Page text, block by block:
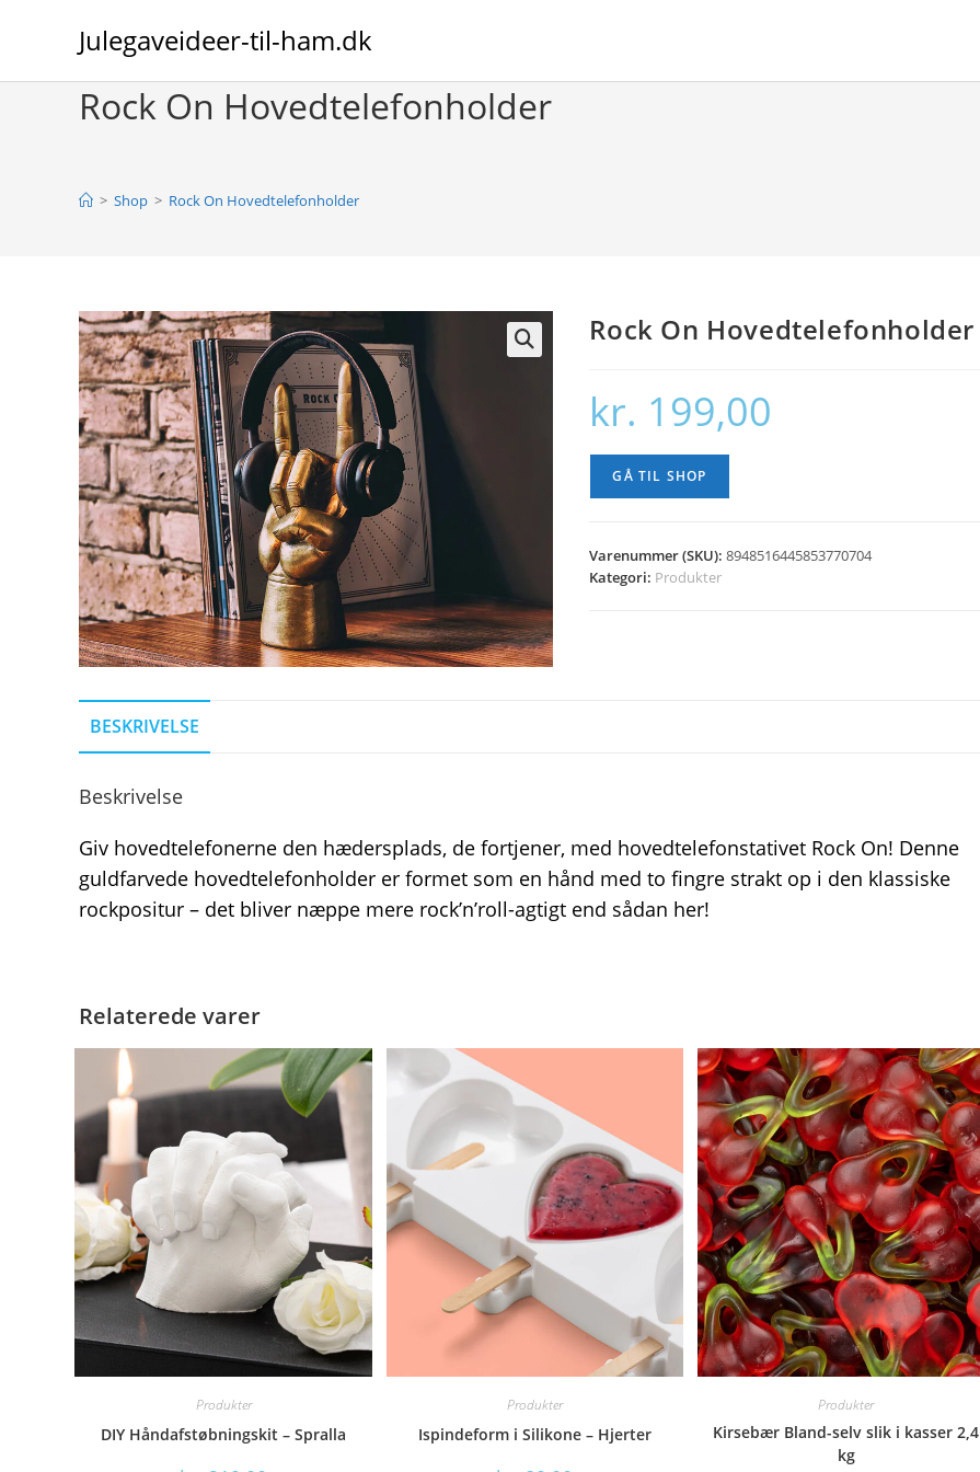
Julegaveideer-til-ham.dk
Rock On Hovedtelefonholder
> Shop > Rock On Hovedtelefonholder
Rock On Hovedtelefonholder
kr. 199,00
GÅ TIL SHOP
Varenummer (SKU):8948516445853770704
Kategori: Produkter
BESKRIVELSE
Beskrivelse
Giv hovedtelefonerne den hædersplads, de fortjener, med hovedtelefonstativet Rock On! Denne
guldfarvede hovedtelefonholder er formet som en hånd med to fingre strakt op i den klassiske
rockpositur – det bliver næppe mere rock’n’roll-agtigt end sådan her!
Relaterede varer
Produkter
DIY Håndafstøbningskit – Spralla
Produkter
Ispindeform i Silikone – Hjerter
Produkter
Kirsebær Bland-selv slik i kasser 2,4
kg